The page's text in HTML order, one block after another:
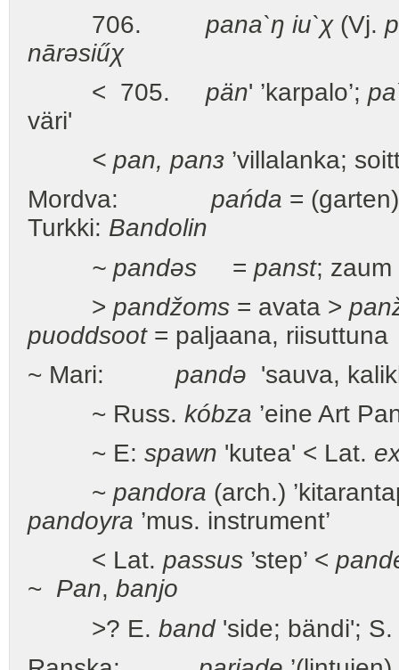
706. pana`ŋ iu`χ (Vj.
nārəsiűχ
< 705. pän' ’karpalo’;
väri'
< pan, panз ’villalanka;
Mordva: pańda =
Turkki: Bandolin
~ pandəs = panst; zaum
> pandžoms = avata >
puoddsoot= paljaana, riisuttuna
~ Mari: pandə 'sauva,
~ Russ. kóbza ’eine Art
~ E: spawn 'kutea' < Lat.
~ pandora (arch.)
pandoyra ’mus. instrument’
< Lat. passus ’step’ <
~ Pan, banjo
>? E. band'side; bändi'; S.